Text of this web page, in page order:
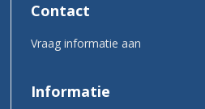
Contact
Vraag informatie aan
Informatie